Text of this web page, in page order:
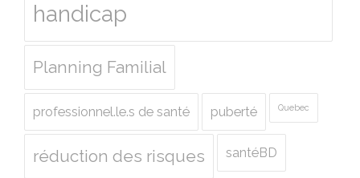
handicap
Planning Familial
professionnel.le.s de santé puberté Quebec
réduction des risques santéBD